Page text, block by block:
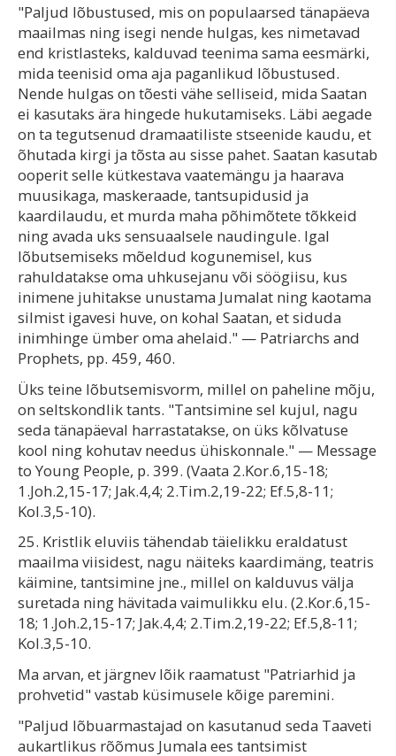
"Paljud lõbustused, mis on populaarsed tänapäeva
maailmas ning isegi nende hulgas, kes nimetavad
end kristlasteks, kalduvad teenima sama eesmärki,
mida teenisid oma aja paganlikud lõbustused.
Nende hulgas on tõesti vähe selliseid, mida Saatan
ei kasutaks ära hingede hukutamiseks. Läbi aegade
on ta tegutsenud dramaatiliste stseenide kaudu, et
õhutada kirgi ja tõsta au sisse pahet. Saatan kasutab
ooperit selle kütkestava vaatemängu ja haarava
muusikaga, maskeraade, tantsupidusid ja
kaardilaudu, et murda maha põhimõtete tõkkeid
ning avada uks sensuaalsele naudingule. Igal
lõbutsemiseks mõeldud kogunemisel, kus
rahuldatakse oma uhkusejanu või söögiisu, kus
inimene juhitakse unustama Jumalat ning kaotama
silmist igavesi huve, on kohal Saatan, et siduda
inimhinge ümber oma ahelaid." — Patriarchs and
Prophets, pp. 459, 460.
Üks teine lõbutsemisvorm, millel on paheline mõju,
on seltskondlik tants. "Tantsimine sel kujul, nagu
seda tänapäeval harrastatakse, on üks kõlvatuse
kool ning kohutav needus ühiskonnale." — Message
to Young People, p. 399. (Vaata 2.Kor.6,15-18;
1.Joh.2,15-17; Jak.4,4; 2.Tim.2,19-22; Ef.5,8-11;
Kol.3,5-10).
25. Kristlik eluviis tähendab täielikku eraldatust
maailma viisidest, nagu näiteks kaardimäng, teatris
käimine, tantsimine jne., millel on kalduvus välja
suretada ning hävitada vaimulikku elu. (2.Kor.6,15-
18; 1.Joh.2,15-17; Jak.4,4; 2.Tim.2,19-22; Ef.5,8-11;
Kol.3,5-10.
Ma arvan, et järgnev lõik raamatust "Patriarhid ja
prohvetid" vastab küsimusele kõige paremini.
"Paljud lõbuarmastajad on kasutanud seda Taaveti
aukartlikus rõõmus Jumala ees tantsimist